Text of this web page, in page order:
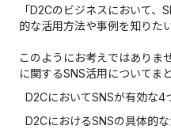
「D2Cのビジネスにおいて
的な活用方法や事例を知りたい
このようにお考えではありま
に関するSNS活用についてま
D2CにおいてSNSが有効な4
D2CにおけるSNSの具体的